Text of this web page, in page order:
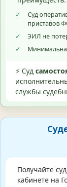
✓
Суд
приставов
✓
ЭИЛ не
✓
⚡ Суд
службы
Получайте
кабинете на